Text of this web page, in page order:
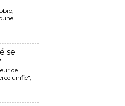
se
de
unifié",